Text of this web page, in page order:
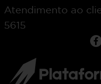
Atendimento ao
5615